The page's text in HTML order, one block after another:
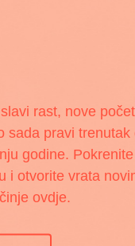
rast, nove
sada pravi trenutak
godine. Pokrenite
i otvorite vrata
ovdje.